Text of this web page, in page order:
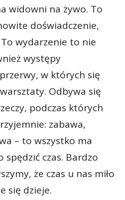
widowni na żywo. To
doświadczenie,
wydarzenie to nie
występy
w których się
Odbywa się
podczas których
zabawa,
– to wszystko ma
spędzić czas. Bardzo
że czas u nas miło
się dzieje.